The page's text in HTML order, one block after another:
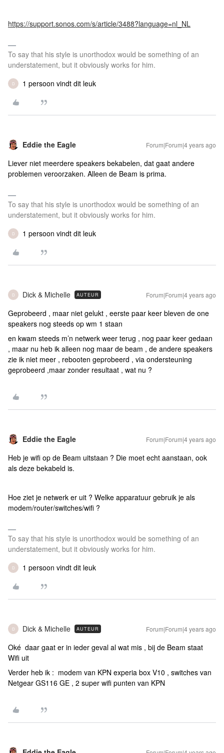
https://support.sonos.com/s/article/3488?language=nl_NL
To say that his style is unorthodox would be something of an
understatement, but it obviously works for him.
D 1 persoon vindt dit leuk
Eddie the Eagle Forum|Forum|4 years ago
Liever niet meerdere speakers bekabelen, dat gaat andere
problemen veroorzaken. Alleen de Beam is prima.
To say that his style is unorthodox would be something of an
understatement, but it obviously works for him.
D 1 persoon vindt dit leuk
D Dick & Michelle AUTEUR Forum|Forum|4 years ago
Geprobeerd , maar niet gelukt , eerste paar keer bleven de one
speakers nog steeds op wm 1 staan
en kwam steeds m’n netwerk weer terug , nog paar keer gedaan
, maar nu heb ik alleen nog maar de beam , de andere speakers
zie ik niet meer , rebooten geprobeerd , via ondersteuning
geprobeerd ,maar zonder resultaat , wat nu ?
Eddie the Eagle Forum|Forum|4 years ago
Heb je wifi op de Beam uitstaan ? Die moet echt aanstaan, ook
als deze bekabeld is.
Hoe ziet je netwerk er uit ? Welke apparatuur gebruik je als
modem/router/switches/wifi ?
To say that his style is unorthodox would be something of an
understatement, but it obviously works for him.
D 1 persoon vindt dit leuk
D Dick & Michelle AUTEUR Forum|Forum|4 years ago
Oké daar gaat er in ieder geval al wat mis , bij de Beam staat
Wifi uit
Verder heb ik : modem van KPN experia box V10 , switches van
Netgear GS116 GE , 2 super wifi punten van KPN